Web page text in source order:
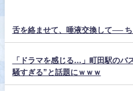
舌を絡ませて、唾液交換して──
「ドラマを感じる…」町田駅のバ
騒すぎる”と話題にｗｗｗ